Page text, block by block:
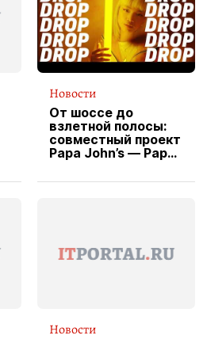
Новости
От шоссе до
взлетной полосы:
совместный проект
Papa John’s — Papa
вводит
Новости